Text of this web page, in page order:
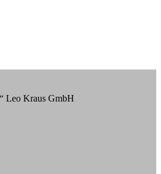
Leo Kraus GmbH